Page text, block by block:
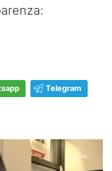
Telegram